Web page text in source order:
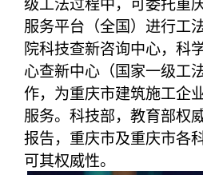
服务平台（全国）进行工
院科技查新咨询中心，科
心查新中心（国家一级工
作，为重庆市建筑施工企
服务。科技部，教育部权
报告，重庆市及重庆市各
可其权威性。